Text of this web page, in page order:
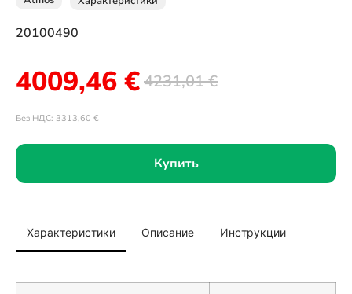
20100490
4231,01€
4009,46€
Без НДС: 3313,60 €
Купить
Характеристики Описание Инструкции